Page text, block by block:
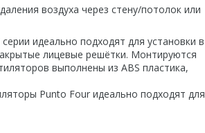
воздуха через стену/потолок или
идеально подходят для установки в
лицевые решётки. Монтируются
выполнены из ABS пластика,
Punto Four идеально подходят для